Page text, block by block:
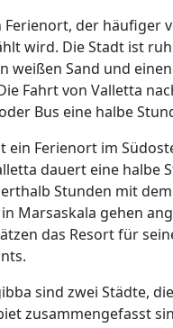
Ferienort, der häufiger
wird. Die Stadt ist
weißen Sand und
Fahrt von Valletta
Bus eine halbe
ein Ferienort im
dauert eine halbe
Stunden mit dem
Marsaskala gehen
das Resort für
sind zwei Städte,
zusammengefasst